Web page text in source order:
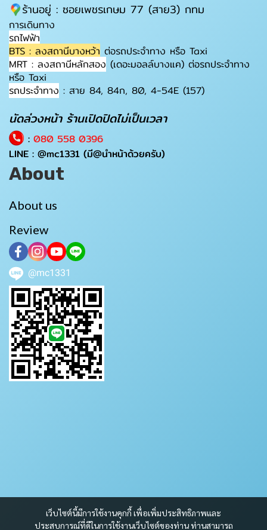
เว็บไซต์นี้มีการใช้งานคุกกี้ เพื่อเพิ่มประสิทธิภาพและ
ประสบการณ์ที่ดีในการใช้งานเว็บไซต์ของท่าน ท่านสามารถ
ร้านอยู่ : ซอยเพชรเกษม 77 (สาย3) กทม
การเดินทาง
รถไฟฟ้า
BTS : ลงสถานีบางหว้า ต่อรถประจำทาง หรือ Taxi
MRT : ลงสถานีหลักสอง (เดอะมอลล์บางแค) ต่อรถประจำทาง
หรือ Taxi
รถประจำทาง : สาย 84, 84ก, 80, 4-54E (157)
นัดล่วงหน้า ร้านเปิดปิดไม่เป็นเวลา
: 080 558 0396
LINE : @mc1331 (มี@นำหน้าด้วยครับ)
About
About us
Review
@mc1331